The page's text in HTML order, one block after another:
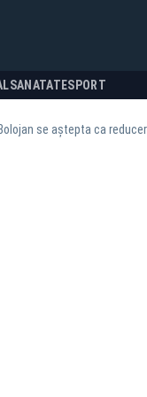
SANATATESPORT
Bolojan se aștepta ca